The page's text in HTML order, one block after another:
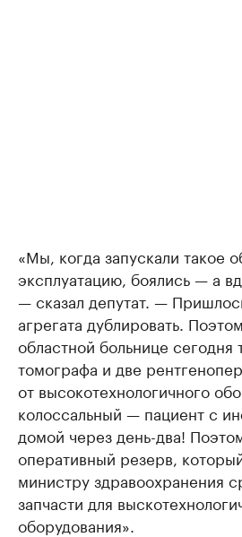
«Мы, когда запускали такое
эксплуатацию, боялись — а
— сказал депутат. —
агрегата дублировать.
областной больнице
томографа и две
от высокотехнологичного
колоссальный — пациент с
домой через день-два!
оперативный резерв,
министру здравоохранения
запчасти для
оборудования».